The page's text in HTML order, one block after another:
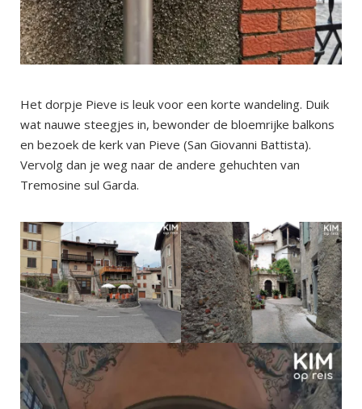
Het dorpje Pieve is leuk voor een korte wandeling. Duik
wat nauwe steegjes in, bewonder de bloemrijke balkons
en bezoek de kerk van Pieve (San Giovanni Battista).
Vervolg dan je weg naar de andere gehuchten van
Tremosine sul Garda.